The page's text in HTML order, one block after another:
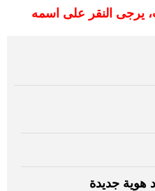
يرجى النقر على اسمه
هوية جديدة